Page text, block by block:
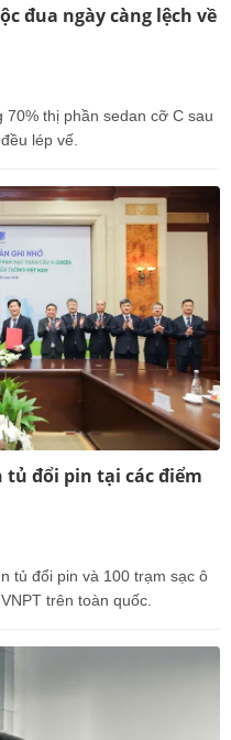
đua ngày càng lệch về
thị phần sedan cỡ C sau
lép vế.
tủ đổi pin tại các điểm
tủ đổi pin và 100 trạm sạc ô
trên toàn quốc.